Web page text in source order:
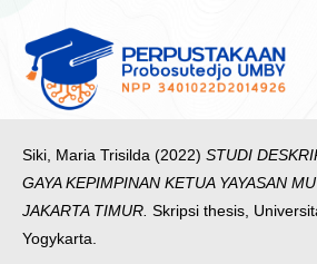
Siki, Maria Trisilda (2022) STUDI
GAYA KEPIMPINAN KETUA YAYASAN
JAKARTA TIMUR. Skripsi thesis,
Yogykarta.